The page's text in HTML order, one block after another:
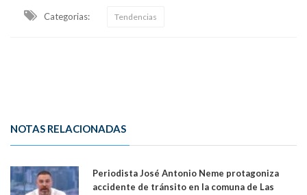
Categorias: Tendencias
NOTAS RELACIONADAS
Periodista José Antonio Neme protagoniza
accidente de tránsito en la comuna de Las